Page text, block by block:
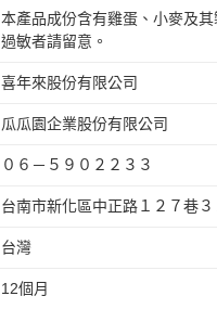
本產品成份含有雞蛋、小麥及
過敏者請留意。
喜年來股份有限公司
瓜瓜園企業股份有限公司
０６－５９０２２３３
台南市新化區中正路１２７巷
台灣
12個月